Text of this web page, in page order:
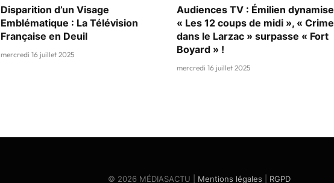
Disparition d’un Visage
Emblématique : La Télévision
Française en Deuil
mercredi 16 juillet 2025
Audiences TV : Émilien dynamise
« Les 12 coups de midi », « Crime
dans le Larzac » surpasse « Fort
Boyard » !
mercredi 16 juillet 2025
© 2026 MÉDIASACTU | Mentions légales RGPD